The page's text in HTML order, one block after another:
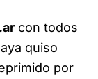
con todos
quiso
por